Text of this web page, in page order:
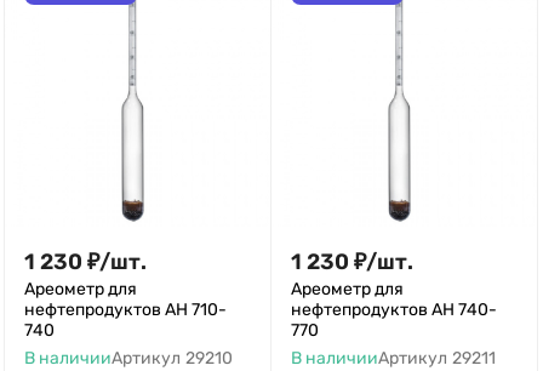
1 230 ₽/шт.
Ареометр для
нефтепродуктов АН 710-
740
В наличииАртикул 29210
1 230 ₽/шт.
Ареометр для
нефтепродуктов АН 740-
770
В наличииАртикул 29211